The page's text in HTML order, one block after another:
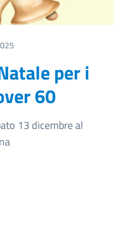
per i
60
13 dicembre al